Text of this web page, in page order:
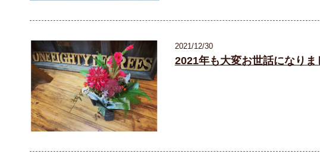
2021/12/30
2021年も大変お世話になりま